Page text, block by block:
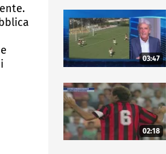
03:47
02:18